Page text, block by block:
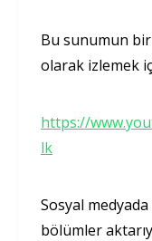
Bu sunumun
olarak izlemek
https://
lk
Sosyal
bölümler